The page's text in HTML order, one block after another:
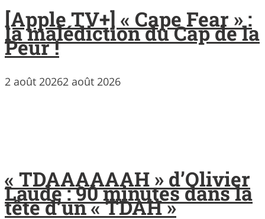
[Apple TV+] « Cape Fear » :
la malédiction du Cap de la
Peur !
2 août 20262 août 2026
« TDAAAAAAH » d’Olivier
Laude : 90 minutes dans la
tête d’un « TDAH »